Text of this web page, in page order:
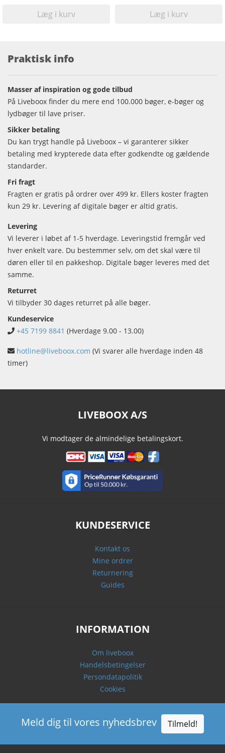
Læg i kurv Læg i kurv
Praktisk info
Masser af inspiration og gode tilbud
På Liveboox finder du mere end 100.000 bøger, e-bøger og
lydbøger til lave priser.
Sikker betaling
Du kan trygt handle på Liveboox – vi garanterer sikker
betaling med krypterede data efter godkendte og gældende
standarder.
Fri fragt
Fragten er gratis på ordrer over 499 kr. Ellers koster fragten
kun 29 kr. Levering af digitale bøger er altid gratis.
Levering
Vi leverer i løbet af 1-5 hverdage. Leveringstid fremgår ved
hver enkelt vare. Du bestemmer selv, om det skal være til
døren eller til en pakkeshop. Digitale bøger leveres med det
samme.
Returret
Vi tilbyder 30 dages returret på alle bøger.
Kundeservice
+45 7199 8841 (Hverdage 9.00 - 13.00)
hotline@liveboox.com (Vi svarer alle hverdage inden 48
timer)
LIVEBOOX A/S
Vi modtager de almindelige betalingskort.
KUNDESERVICE
Kontakt os
Mine ordrer
Returnering
Guides
INFORMATION
Om liveboox
Handelsbetingelser
Persondatapolitik
Cookies
Meld dig til vores nyhedsbrev Tilmeld!